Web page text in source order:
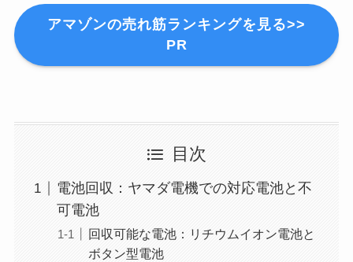
アマゾンの売れ筋ランキングを見る>>
PR
目次
電池回収：ヤマダ電機での対応電池と不
可電池
回収可能な電池：リチウムイオン電池と
ボタン型電池